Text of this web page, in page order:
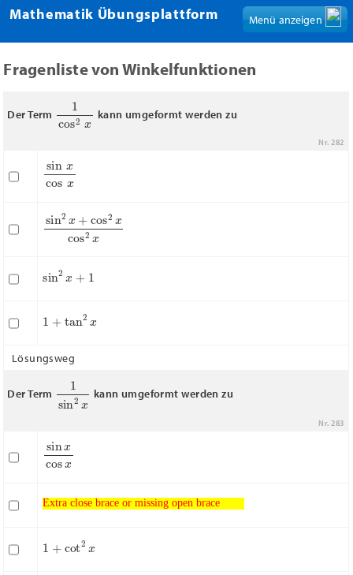
Mathematik Übungsplattform Menü anzeigen
Fragenliste von Winkelfunktionen
Der Term cos kann umgeformt werden zu
Nr. 282
sinxcos
sin2 x+cos2xcos
sin2
1 2x
Lösungsweg
Der Term sin kann umgeformt werden zu
Nr. 283
sinxcos
Extra close brace or missing open brace
Extra close brace or missing open brace
1 2x